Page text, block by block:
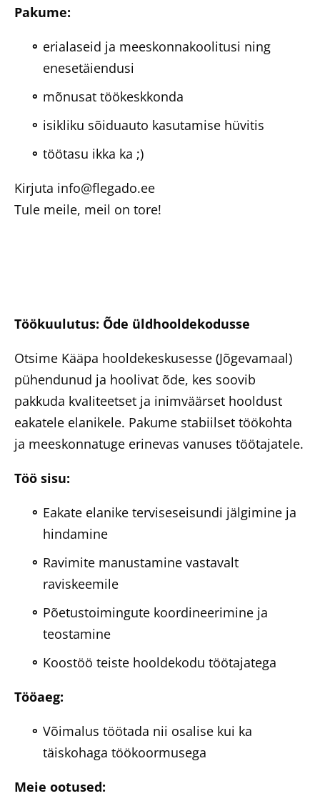
Pakume:
erialaseid ja meeskonnakoolitusi ning
enesetäiendusi
mõnusat töökeskkonda
isikliku sõiduauto kasutamise hüvitis
töötasu ikka ka ;)
Kirjuta info@flegado.ee
Tule meile, meil on tore!
Töökuulutus: Õde üldhooldekodusse
Otsime Kääpa hooldekeskusesse (Jõgevamaal)
pühendunud ja hoolivat õde, kes soovib
pakkuda kvaliteetset ja inimväärset hooldust
eakatele elanikele. Pakume stabiilset töökohta
ja meeskonnatuge erinevas vanuses töötajatele.
Töö sisu:
Eakate elanike terviseseisundi jälgimine ja
hindamine
Ravimite manustamine vastavalt
raviskeemile
Põetustoimingute koordineerimine ja
teostamine
Koostöö teiste hooldekodu töötajatega
Tööaeg:
Võimalus töötada nii osalise kui ka
täiskohaga töökoormusega
Meie ootused: